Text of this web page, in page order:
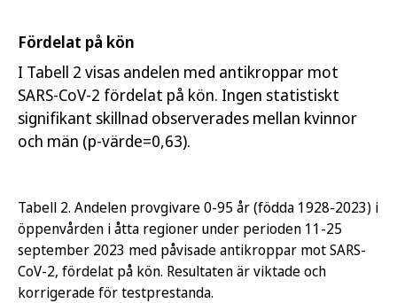
Fördelat på kön
I Tabell 2 visas andelen med antikroppar mot
SARS-CoV-2 fördelat på kön. Ingen statistiskt
signifikant skillnad observerades mellan kvinnor
och män (p-värde=0,63).
Tabell 2. Andelen provgivare 0-95 år (födda 1928-2023) i
öppenvården i åtta regioner under perioden 11-25
september 2023 med påvisade antikroppar mot SARS-
CoV-2, fördelat på kön. Resultaten är viktade och
korrigerade för testprestanda.